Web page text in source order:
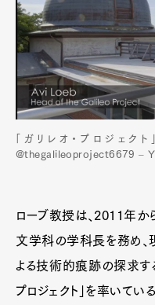
「ガリレオ・プロジェク
@thegalileoproject6679 –
ローブ教授は、2011年
文学科の学科長を務め
よる技術的痕跡の探求す
プロジェクト」を率いて